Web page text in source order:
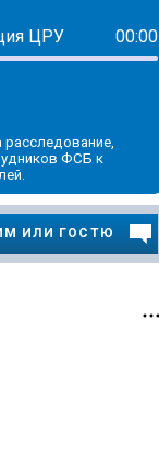
ЦРУ 00:00
ФСБ к
ИЛИ ГОСТЮ